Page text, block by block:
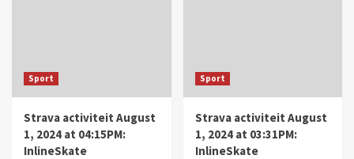
Sport
Strava activiteit August
1, 2024 at 04:15PM:
InlineSkate
Sport
Strava activiteit August
1, 2024 at 03:31PM:
InlineSkate